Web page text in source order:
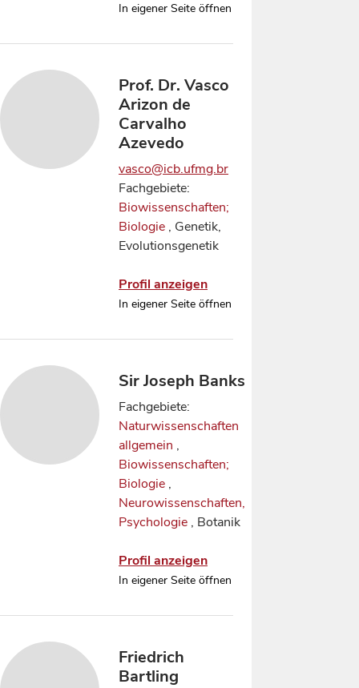
In eigener Seite öffnen
Prof. Dr. Vasco
Arizon de
Carvalho
Azevedo
vasco@icb.ufmg.br
Fachgebiete:
Biowissenschaften;
Biologie , Genetik,
Evolutionsgenetik
Profil anzeigen
In eigener Seite öffnen
Sir Joseph Banks
Fachgebiete:
Naturwissenschaften
allgemein ,
Biowissenschaften;
Biologie ,
Neurowissenschaften,
Psychologie , Botanik
Profil anzeigen
In eigener Seite öffnen
Friedrich
Bartling